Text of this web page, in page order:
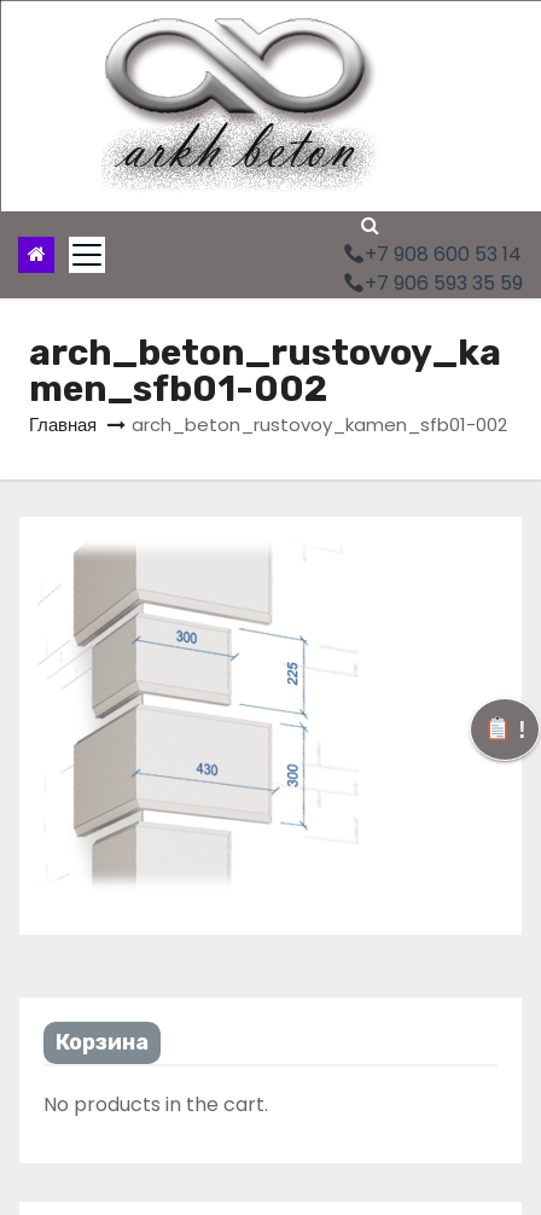
к
д
о
!
+7 908 600 53 14
+7 906 593 35 59
arch_beton_rustovoy_ka
men_sfb01-002
Главная arch_beton_rustovoy_kamen_sfb01-002
Корзина
No products in the cart.